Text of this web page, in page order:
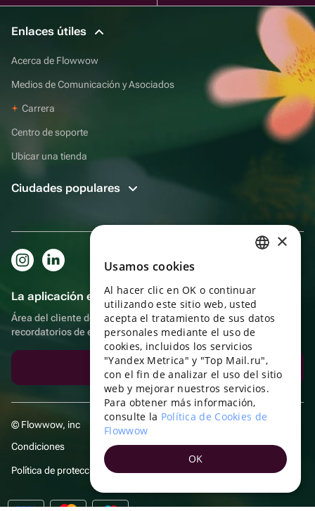
Enlaces útiles
Acerca de Flowwow
Medios de Comunicación y Asociados
Carrera
Centro de soporte
Ubicar una tienda
Ciudades populares
La aplicación es aún más práctica.
Área del cliente del destinatario, más bonos por compras y
recordatorios de eventos
Descargar la aplicación
© Flowwow, inc
Condiciones
Política de protección y privacidad de datos
ENGLISH
UKRAINIAN
PORTUGUESE
SPANISH
HUNGARIAN
ITALIAN
POLISH
×
Usamos cookies
Al hacer clic en OK o continuar
utilizando este sitio web, usted
acepta el tratamiento de sus datos
personales mediante el uso de
cookies, incluidos los servicios
"Yandex Metrica" y "Top Mail.ru",
con el fin de analizar el uso del sitio
web y mejorar nuestros servicios.
Para obtener más información,
consulte la Política de Cookies de
Flowwow
OK